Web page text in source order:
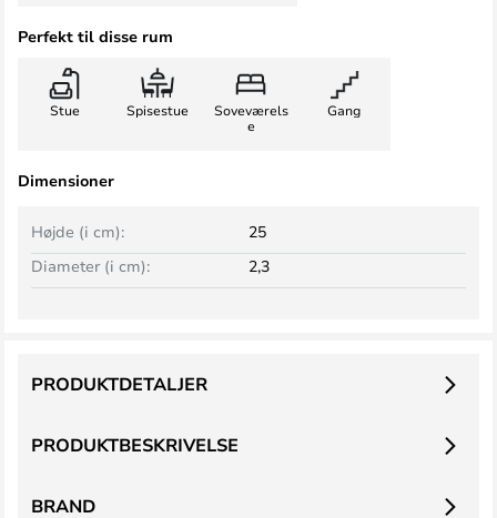
Perfekt til disse rum
Stue Spisestue
Soveværels
e
Gang
Dimensioner
Højde (i cm):
25
Diameter (i cm):
2,3
PRODUKTBESKRIVELSE
PRODUKTDETALJER
BRAND